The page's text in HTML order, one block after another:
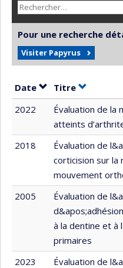
Pour une recherche
Visiter Papyrus
Date Trier par date en
Titre Trier par
2022
Évaluation de la
atteints
2018
Évaluation de
corticision sur la
mouvement
2005
Évaluation de
à la dentine et à
primaires
2023
Évaluation de